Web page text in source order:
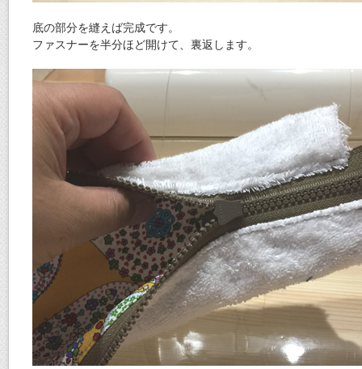
底の部分を縫えば完成です。
ファスナーを半分ほど開けて、裏返します。